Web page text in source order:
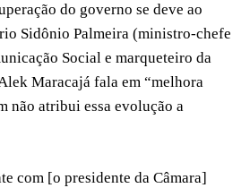
do governo se deve ao
Sidônio Palmeira (ministro-chefe
Social e marqueteiro da
Maracajá fala em “melhora
não atribui essa evolução a
com [o presidente da Câmara]